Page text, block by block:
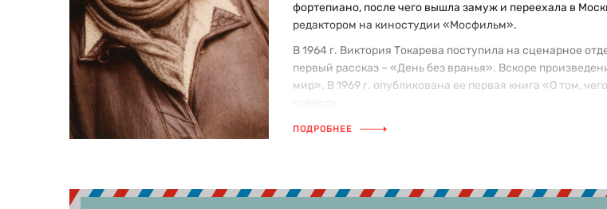
фортепиано, после чего вышла замуж и переехала в
редактором на киностудии «Мосфильм».
В 1964 г. Виктория Токарева поступила на сценарное
первый рассказ – «День без вранья». Вскоре
мир». В 1969 г. опубликована ее первая книга «О том,
Что почитать у автора. Все
ПОДРОБНЕЕ